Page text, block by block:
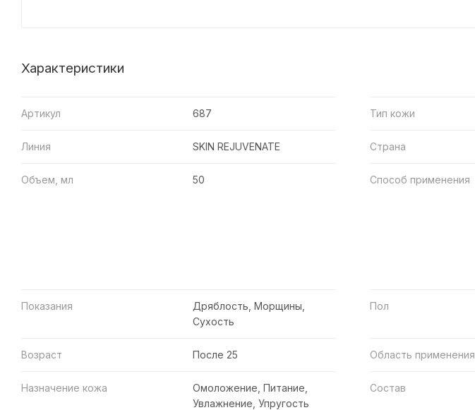
Характеристики
Артикул 687 Тип кожи
Линия SKIN REJUVENATE Страна
Объем, мл 50 Способ применения
Показания
Дряблость, Морщины,
Сухость
Пол
Возраст После 25 Область применения
Назначение кожа
Омоложение, Питание,
Увлажнение, Упругость
Состав